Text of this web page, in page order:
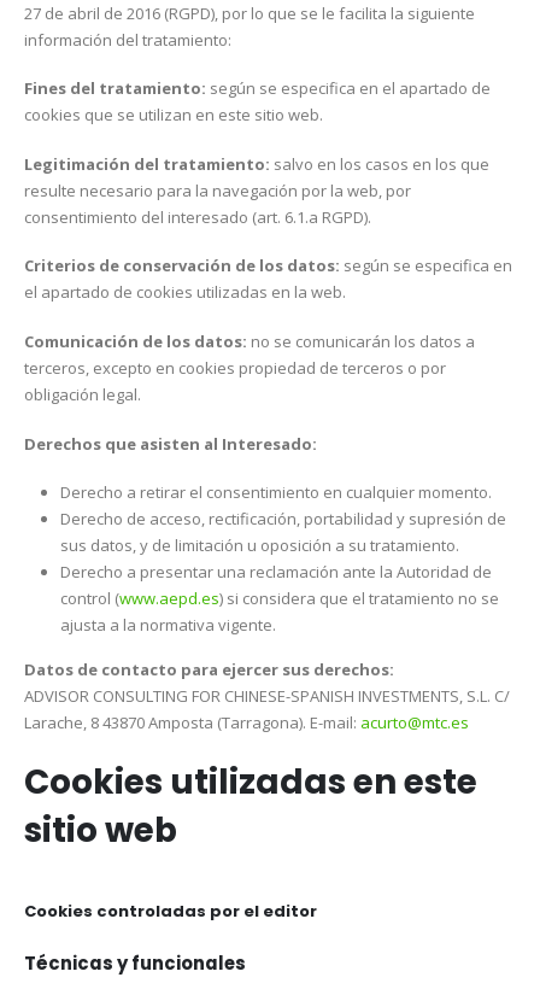
27 de abril de 2016 (RGPD), por lo que se le facilita la siguiente
información del tratamiento:
Fines del tratamiento: según se especifica en el apartado de
cookies que se utilizan en este sitio web.
Legitimación del tratamiento: salvo en los casos en los que
resulte necesario para la navegación por la web, por
consentimiento del interesado (art. 6.1.a RGPD).
Criterios de conservación de los datos: según se especifica en
el apartado de cookies utilizadas en la web.
Comunicación de los datos: no se comunicarán los datos a
terceros, excepto en cookies propiedad de terceros o por
obligación legal.
Derechos que asisten al Interesado:
Derecho a retirar el consentimiento en cualquier momento.
Derecho de acceso, rectificación, portabilidad y supresión de
sus datos, y de limitación u oposición a su tratamiento.
Derecho a presentar una reclamación ante la Autoridad de
control (www.aepd.es) si considera que el tratamiento no se
ajusta a la normativa vigente.
Datos de contacto para ejercer sus derechos:
ADVISOR CONSULTING FOR CHINESE-SPANISH INVESTMENTS, S.L. C/
Larache, 8 43870 Amposta (Tarragona). E-mail: acurto@mtc.es
Cookies utilizadas en este
sitio web
Cookies controladas por el editor
Técnicas y funcionales